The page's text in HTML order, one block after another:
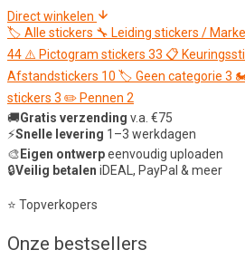
Direct winkelen
🏷️ Alle stickers 🔧 Leiding stickers /
44 ⚠️ Pictogram stickers 33 📋
Afstandstickers 10 🏷️ Geen categorie 3
stickers 3 ✏️ Pennen 2
🚚Gratis verzending v.a. €75
⚡Snelle levering 1–3 werkdagen
🎨 Eigen ontwerpeenvoudig uploaden
🔒Veilig betalen iDEAL, PayPal & meer
⭐ Topverkopers
Onze bestsellers